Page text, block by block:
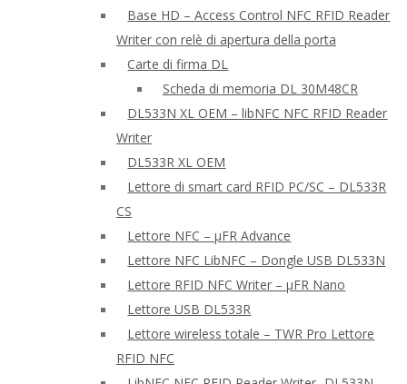
Base HD – Access Control NFC RFID Reader
Writer con relè di apertura della porta
Carte di firma DL
Scheda di memoria DL 30M48CR
DL533N XL OEM – libNFC NFC RFID Reader
Writer
DL533R XL OEM
Lettore di smart card RFID PC/SC – DL533R
CS
Lettore NFC – μFR Advance
Lettore NFC LibNFC – Dongle USB DL533N
Lettore RFID NFC Writer – μFR Nano
Lettore USB DL533R
Lettore wireless totale – TWR Pro Lettore
RFID NFC